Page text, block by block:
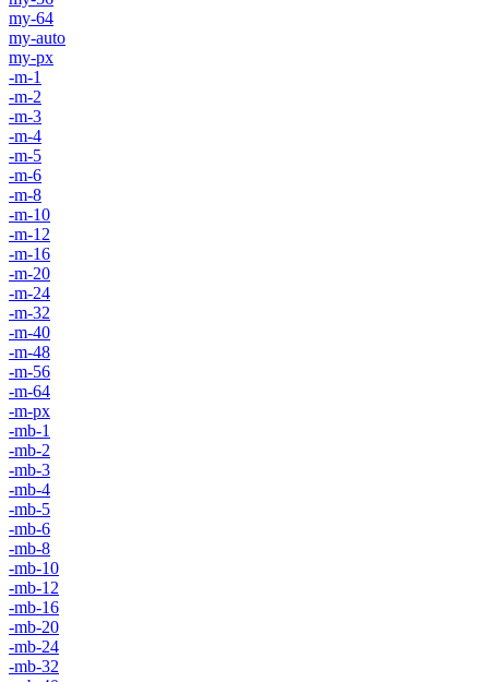
my-64
my-auto
my-px
-m-1
-m-2
-m-3
-m-4
-m-5
-m-6
-m-8
-m-10
-m-12
-m-16
-m-20
-m-24
-m-32
-m-40
-m-48
-m-56
-m-64
-m-px
-mb-1
-mb-2
-mb-3
-mb-4
-mb-5
-mb-6
-mb-8
-mb-10
-mb-12
-mb-16
-mb-20
-mb-24
-mb-32